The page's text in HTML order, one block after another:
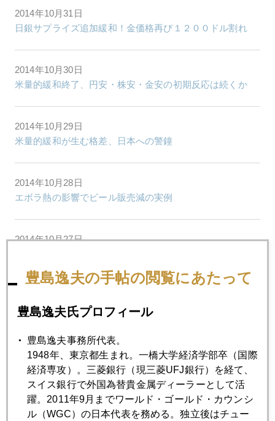
2014年10月31日
日銀サプライズ追加緩和！金価格再び１２００ドル割れ
2014年10月30日
米量的緩和終了、円安・株安・金安の初期反応は続くか
2014年10月29日
米量的緩和が生む格差、日本への警鐘
2014年10月28日
エボラ熱の影響でビール販売減の実例
2014年10月27日
個人投資家もヘッジファンドに勝てるワケ
2014年10月22日
日米欧中同時緩和で金１２５０ドル台
2014年10月21日
豊島逸夫の手帖の閲覧にあたって
豊島逸夫氏プロフィール
豊島逸夫事務所代表。
1948年、東京都生まれ。一橋大学経済学部卒（国際
経済専攻）。三菱銀行（現三菱UFJ銀行）を経て、
スイス銀行で外国為替貴金属ディーラーとして活
躍。2011年9月までワールド・ゴールド・カウンシ
ル（WGC）の日本代表を務める。独立後はチュー